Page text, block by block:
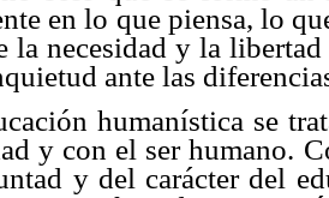
en lo que piensa, lo
la necesidad y la
ante las
humanística se
y con el ser humano.
y del carácter del